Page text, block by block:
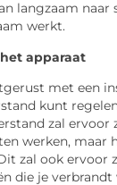
langzaam naar
werkt.
apparaat
met een
kunt
zal ervoor
werken, maar
zal ook ervoor
die je